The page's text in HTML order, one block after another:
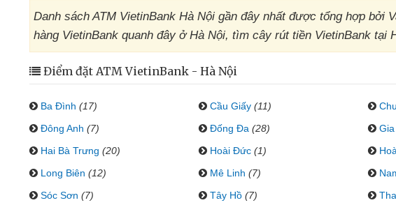
Danh sách ATM VietinBank Hà Nội gần đây nhất được tổng hợp bởi
hàng VietinBank quanh đây ở Hà Nội, tìm cây rút tiền VietinBank tại
Điểm đặt ATM VietinBank - Hà Nội
Ba Đình (17) Cầu Giấy (11)
Đông Anh (7) Đống Đa (28)
Hai Bà Trưng (20) Hoài Đức (1)
Long Biên (12) Mê Linh (7)
Sóc Sơn (7) Tây Hồ (7)